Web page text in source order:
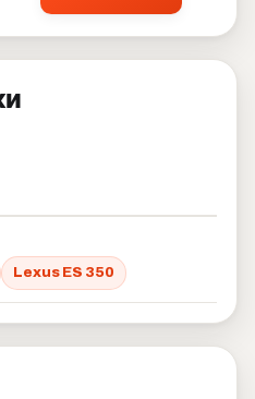
Lexus ES 350